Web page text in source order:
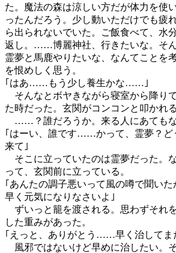
た。魔法の森は涼しい方だが体力を使
ったんだろう。少し動いただけでも疲
ら出られないでいた。ご飯食べて、水
返し。……博麗神社、行きたいな。そん
霊夢と馬鹿やりたいな、なんてことを
を恨めしく思う。
｢はあ……もう少し養生かな……｣
そんなとボヤきながら寝室から降り
た時だった。玄関がコンコンと叩かれ
……？誰だろうか。来る人にあてもな
｢はーい、誰です……かって、霊夢？ど
来て｣
そこに立っていたのは霊夢だった。
って、玄関前に立っている。
｢あんたの調子悪いって風の噂で聞い
早く元気になりなさいよ｣
ずいっと籠を渡される。思わずそれ
した重みがあった。
｢えっと、ありがとう……早く治してま
風邪ではないけど早めに治したい。